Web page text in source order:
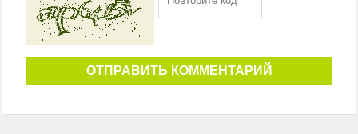
ОТПРАВИТЬ КОММЕНТАРИЙ